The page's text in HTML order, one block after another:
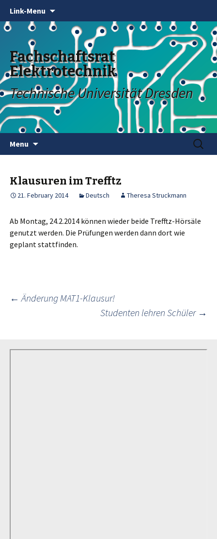
Link-Menu
Fachschaftsrat
Elektrotechnik
Technische Universität Dresden
Menu
Search
for:
Klausuren im Trefftz
21. February 2014 Deutsch Theresa Struckmann
Ab Montag, 24.2.2014 können wieder beide Trefftz-Hörsäle
genutzt werden. Die Prüfungen werden dann dort wie
geplant stattfinden.
Post
← Änderung MAT1-Klausur!
Studenten lehren Schüler →